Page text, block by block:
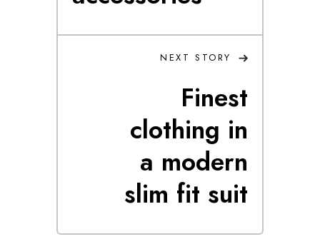
NEXT STORY
Finest
clothing in
a modern
slim fit suit